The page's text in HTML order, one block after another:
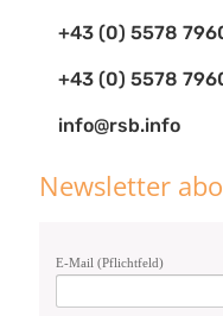
+43 (0) 5578
+43 (0) 5578
info@rsb.info
Newsletter
E-Mail (Pflichtfeld)